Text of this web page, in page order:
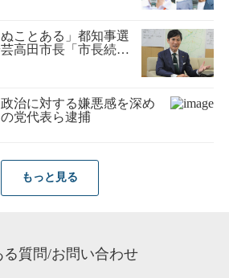
ことある」都知事選
高田市長「市長続け
治に対する嫌悪感を深め
党代表ら逮捕
もっと見る
る質問/お問い合わせ